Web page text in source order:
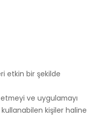
etkin bir şekilde
ve uygulamayı
kişiler haline